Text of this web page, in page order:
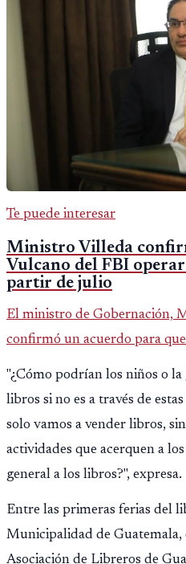
Te puede interesar
Ministro Villeda
Vulcano del FBI
partir de julio
El ministro de Gobernación,
confirmó un acuerdo para
opere en Guatemala a partir
fallido con la administración
Público.
"¿Cómo podrían los niños o la
libros si no es a través de
solo vamos a vender libros,
actividades que acerquen a
general a los libros?", expresa.
Entre las primeras ferias del
Municipalidad de Guatemala,
Asociación de Libreros de